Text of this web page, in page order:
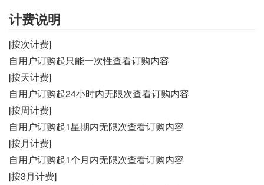
计费说明
[按次计费]
自用户订购起只能一次性查看订购内容
[按天计费]
自用户订购起24小时内无限次查看订购内容
[按周计费]
自用户订购起1星期内无限次查看订购内容
[按月计费]
自用户订购起1个月内无限次查看订购内容
[按3月计费]